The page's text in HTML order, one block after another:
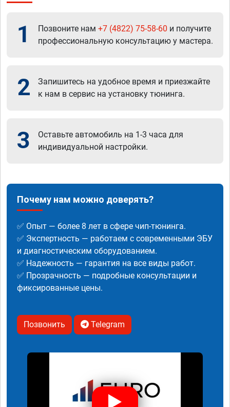
1 Позвоните нам +7 (4822) 75-58-60 и получите
профессиональную консультацию у мастера.
2
Запишитесь на удобное время и приезжайте
к нам в сервис на установку тюнинга.
3
Оставьте автомобиль на 1-3 часа для
индивидуальной настройки.
Почему нам можно доверять?
✅ Опыт — более 8 лет в сфере чип-тюнинга.
✅ Экспертность — работаем с современными ЭБУ
и диагностическим оборудованием.
✅ Надежность — гарантия на все виды работ.
✅ Прозрачность — подробные консультации и
фиксированные цены.
Позвонить Telegram